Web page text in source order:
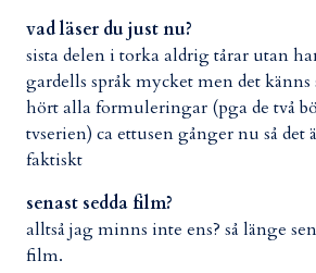
vad läser du just nu?
sista delen i torka aldrig tårar utan
gardells språk mycket men det
hört alla formuleringar (pga de två
tvserien) ca ettusen gånger nu så det
faktiskt
senast sedda film?
alltså jag minns inte ens? så länge
film.